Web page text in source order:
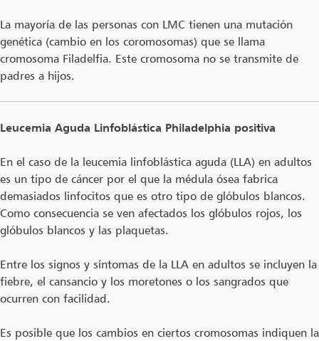
La mayoría de las personas con LMC tienen una mutación
genética (cambio en los coromosomas) que se llama
cromosoma Filadelfia. Este cromosoma no se transmite de
padres a hijos.
Leucemia Aguda Linfoblástica Philadelphia positiva
En el caso de la leucemia linfoblástica aguda (LLA) en adultos
es un tipo de cáncer por el que la médula ósea fabrica
demasiados linfocitos que es otro tipo de glóbulos blancos.
Como consecuencia se ven afectados los glóbulos rojos, los
glóbulos blancos y las plaquetas.
Entre los signos y síntomas de la LLA en adultos se incluyen la
fiebre, el cansancio y los moretones o los sangrados que
ocurren con facilidad.
Es posible que los cambios en ciertos cromosomas indiquen la